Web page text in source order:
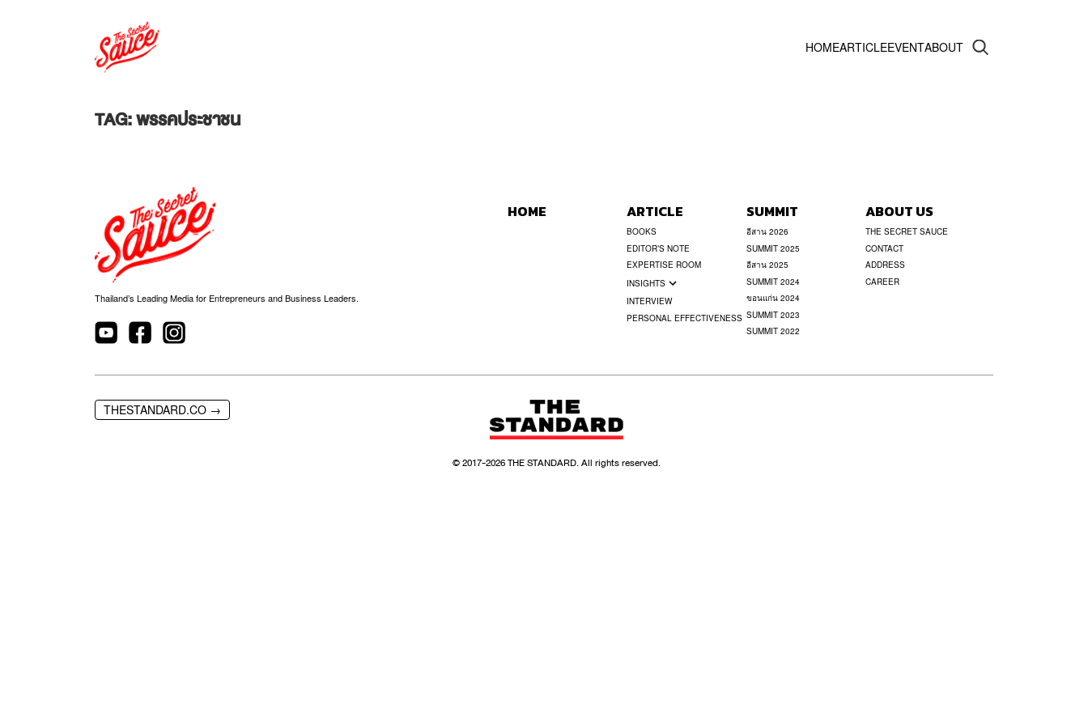
HOMEARTICLEEVENTABOUT
TAG: พรรคประชาชน
Thailand’s Leading Media for Entrepreneurs and Business Leaders.
HOME ARTICLE
BOOKS
EDITOR’S NOTE
EXPERTISE ROOM
INSIGHTS
INTERVIEW
PERSONAL EFFECTIVENESS
SUMMIT
อีสาน 2026
SUMMIT 2025
อีสาน 2025
SUMMIT 2024
ขอนแก่น 2024
SUMMIT 2023
SUMMIT 2022
ABOUT US
THE SECRET SAUCE
CONTACT
ADDRESS
CAREER
THESTANDARD.CO →
© 2017-2026THE STANDARD. All rights reserved.